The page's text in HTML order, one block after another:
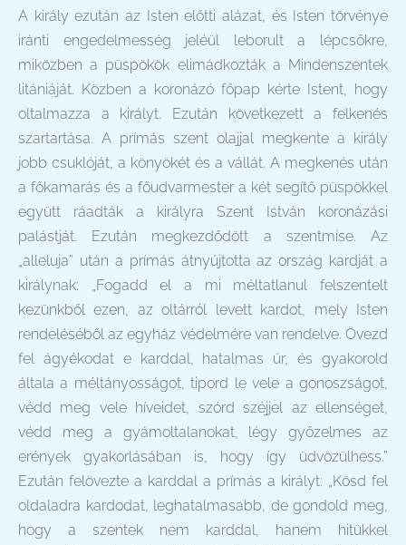
A király ezután az Isten előtti alázat, és Isten törvénye
iránti engedelmesség jeléül leborult a lépcsőkre,
miközben a püspökök elimádkozták a Mindenszentek
litániáját. Közben a koronázó főpap kérte Istent, hogy
oltalmazza a királyt. Ezután következett a felkenés
szartartása. A prímás szent olajjal megkente a király
jobb csuklóját, a könyökét és a vállát. A megkenés után
a főkamarás és a főudvarmester a két segítő püspökkel
együtt ráadták a királyra Szent István koronázási
palástját. Ezután megkezdődött a szentmise. Az
„alleluja” után a prímás átnyújtotta az ország kardját a
királynak: „Fogadd el a mi méltatlanul felszentelt
kezünkből ezen, az oltárról levett kardot, mely Isten
rendeléséből az egyház védelmére van rendelve. Övezd
fel ágyékodat e karddal, hatalmas úr, és gyakorold
általa a méltányosságot, tipord le vele a gonoszságot,
védd meg vele híveidet, szórd széjjel az ellenséget,
védd meg a gyámoltalanokat, légy győzelmes az
erények gyakorlásában is, hogy így üdvözülhess.”
Ezután felövezte a karddal a prímás a királyt: „Kösd fel
oldaladra kardodat, leghatalmasabb, de gondold meg,
hogy a szentek nem karddal, hanem hitükkel